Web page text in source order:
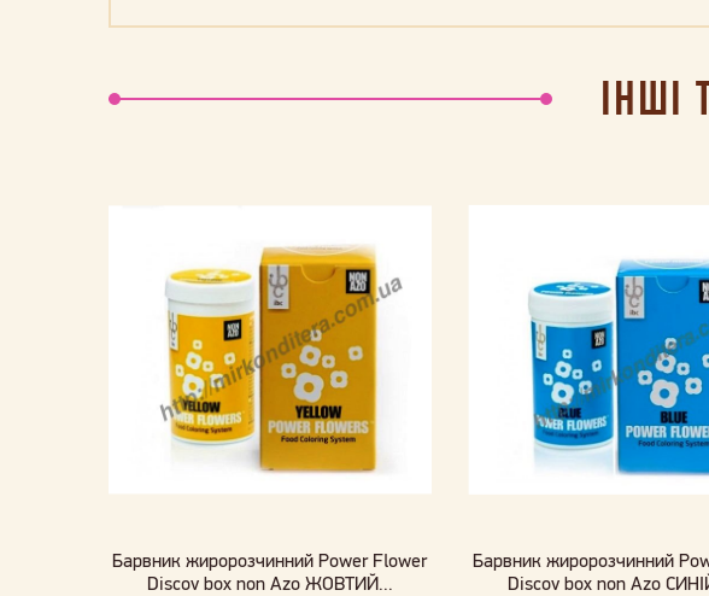
ІНШІ
Барвник жиророзчинний Power Flower
Discov box non Azo ЖОВТИЙ...
Барвник жиророзчинний
Discov box non Azo